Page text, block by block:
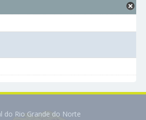
do Rio Grande do Norte